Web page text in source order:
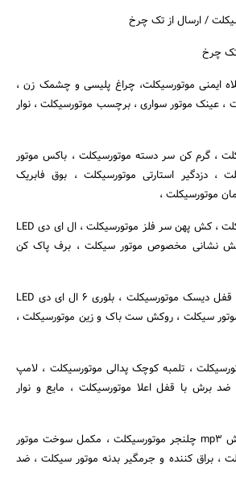
/ ارسال از تک چرخ
چرخ
ایمنی موتورسیکلت، چراغ پلیسی و چشمک زن ،
، عینک موتور سواری ، برچسب موتورسیکلت ، نوار
، گرم کن سر دسته موتورسیکلت ، باکس موتور
، دزدگیر استارتی موتورسیکلت ، بوق فابریک
موتورسیکلت ،
هدلایت ۳ طرفه موتورسیکلت ، کش پهن سر فلز موتورسیکلت ، ال ای دی LED
نشانی مخصوص موتور سیکلت ، برف پاک کن
قفل زنجیر موتورسیکلت ، قفل دیسک موتورسیکلت ، بلوری ۶ ال ای دی LED
موتور سیکلت ، روکش ست باک و زین موتورسیکلت ،
، تلمبه کوچک پدالی موتورسیکلت ، لامپ
برش با قفل اعلا موتورسیکلت ، مایع و نوار
روغن موتور سیکلت ، پخش mp3 چلنجر موتورسیکلت ، مکمل سوخت موتور
، براق کننده و جرمگیر بدنه موتور سیکلت ، ضد